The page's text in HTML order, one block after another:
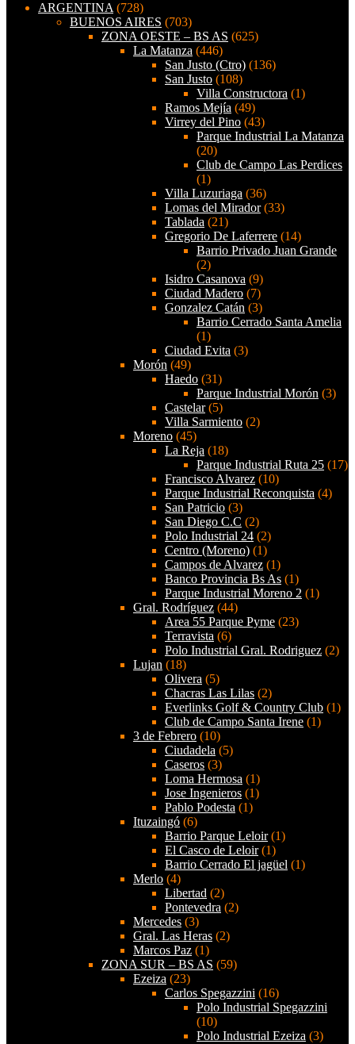
ARGENTINA (728)
BUENOS AIRES (703)
ZONA OESTE – BS AS (625)
La Matanza (446)
San Justo (Ctro) (136)
San Justo (108)
Villa Constructora (1)
Ramos Mejía (49)
Virrey del Pino (43)
Parque Industrial La Matanza
(20)
Club de Campo Las Perdices
(1)
Villa Luzuriaga (36)
Lomas del Mirador(33)
Tablada (21)
Gregorio De Laferrere (14)
Barrio Privado Juan Grande
(2)
Isidro Casanova (9)
Ciudad Madero (7)
Gonzalez Catán (3)
Barrio Cerrado Santa Amelia
(1)
Ciudad Evita (3)
Morón (49)
Haedo (31)
Parque Industrial Morón (3)
Castelar(5)
Villa Sarmiento (2)
Moreno (45)
La Reja (18)
Parque Industrial Ruta 25 (17)
Francisco Alvarez (10)
Parque Industrial Reconquista (4)
San Patricio (3)
San Diego C.C (2)
Polo Industrial 24 (2)
Centro (Moreno) (1)
Campos de Alvarez (1)
Banco Provincia Bs As (1)
Parque Industrial Moreno 2 (1)
Gral. Rodríguez (44)
Area 55 Parque Pyme (23)
Terravista (6)
Polo Industrial Gral. Rodriguez (2)
Lujan (18)
Olivera (5)
Chacras Las Lilas (2)
Everlinks Golf & Country Club (1)
Club de Campo Santa Irene (1)
3 de Febrero (10)
Ciudadela (5)
Caseros (3)
Loma Hermosa (1)
Jose Ingenieros (1)
Pablo Podesta (1)
Ituzaingó (6)
Barrio Parque Leloir(1)
El Casco de Leloir(1)
Barrio Cerrado El jagüel (1)
Merlo (4)
Libertad (2)
Pontevedra (2)
Mercedes (3)
Gral. Las Heras (2)
Marcos Paz (1)
ZONA SUR – BS AS (59)
Ezeiza (23)
Carlos Spegazzini (16)
Polo Industrial Spegazzini
(10)
Polo Industrial Ezeiza (3)